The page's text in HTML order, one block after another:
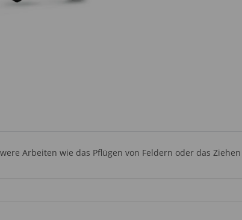
Arbeiten wie das Pflügen von Feldern oder das